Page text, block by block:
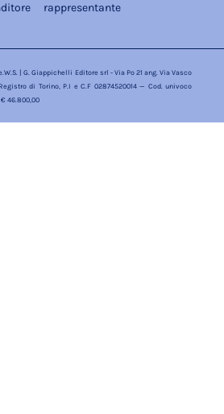
rappresentante
| G. Giappichelli Editore srl - Via Po 21 ang. Via Vasco
di Torino, P.I e C.F 02874520014 — Cod. univoco
46.800,00